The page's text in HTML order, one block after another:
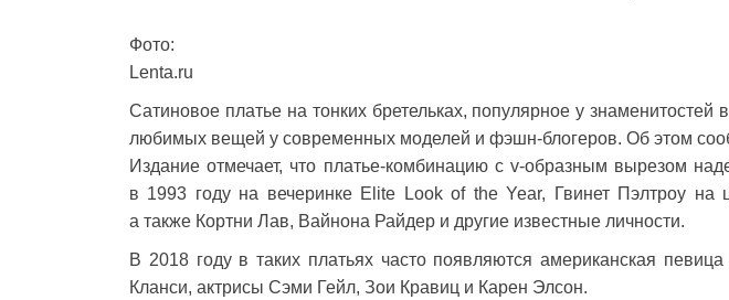
Фото:
Lenta.ru
Сатиновое платье на тонких бретельках, популярное у знаменитостей
любимых вещей у современных моделей и фэшн-блогеров. Об этом
Издание отмечает, что платье-комбинацию с v-образным вырезом
в 1993 году на вечеринке Elite Look of the Year, Гвинет Пэлтроу на
а также Кортни Лав, Вайнона Райдер и другие известные личности.
В 2018 году в таких платьях часто появляются американская
Кланси, актрисы Сэми Гейл, Зои Кравиц и Карен Элсон.